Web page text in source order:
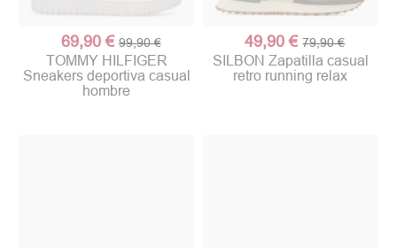
69,90 € 99,90 €
TOMMY HILFIGER
Sneakers deportiva casual
hombre
49,90 € 79,90 €
SILBON Zapatilla casual
retro running relax